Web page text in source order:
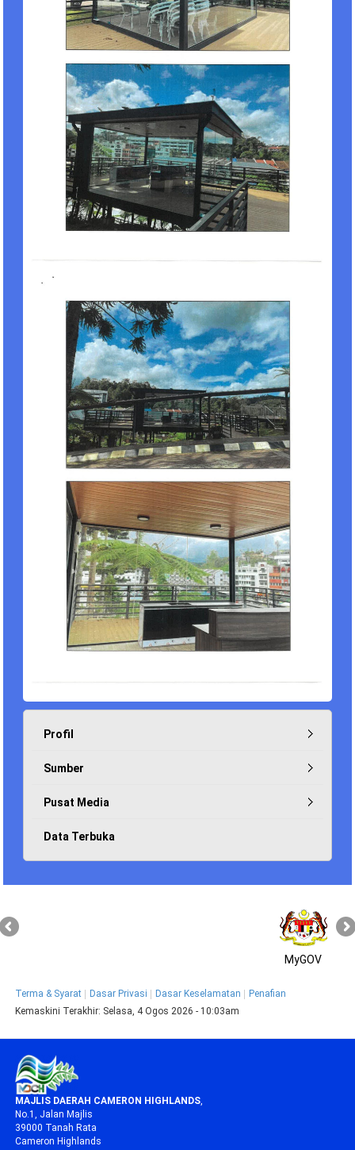
Profil
Sumber
Pusat Media
Data Terbuka
MyGOV
Terma & Syarat Dasar Privasi Dasar Keselamatan
Penafian
Kemaskini Terakhir: Selasa, 4 Ogos 2026 - 10:03am
MAJLIS DAERAH CAMERON HIGHLANDS,
No.1, Jalan Majlis
39000 Tanah Rata
Cameron Highlands